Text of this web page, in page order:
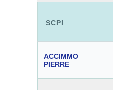
SCPI
ACCIMMO
PIERRE